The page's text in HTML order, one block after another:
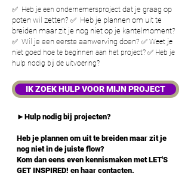
✅ Heb je een ondernemersproject dat je graag op
poten wil zetten? ✅ Heb je plannen om uit te
breiden maar zit je nog niet op je kantelmoment?
✅ Wil je een eerste aanwerving doen? ✅ Weet je
niet goed hoe te beginnen aan het project? ✅ Heb je
hulp nodig bij de uitvoering?
IK ZOEK HULP VOOR MIJN PROJECT
► Hulp nodig bij projecten?
Heb je plannen om uit te breiden maar zit je
nog niet in de juiste flow?
Kom dan eens even kennismaken met LET'S
GET INSPIRED! en haar contacten.